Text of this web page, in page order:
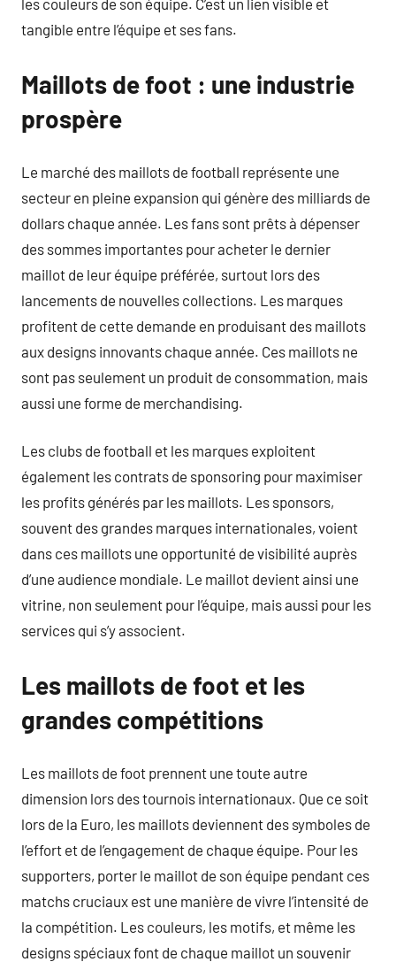
les couleurs de son équipe. C’est un lien visible et
tangible entre l’équipe et ses fans.
Maillots de foot : une industrie
prospère
Le marché des maillots de football représente une
secteur en pleine expansion qui génère des milliards de
dollars chaque année. Les fans sont prêts à dépenser
des sommes importantes pour acheter le dernier
maillot de leur équipe préférée, surtout lors des
lancements de nouvelles collections. Les marques
profitent de cette demande en produisant des maillots
aux designs innovants chaque année. Ces maillots ne
sont pas seulement un produit de consommation, mais
aussi une forme de merchandising.
Les clubs de football et les marques exploitent
également les contrats de sponsoring pour maximiser
les profits générés par les maillots. Les sponsors,
souvent des grandes marques internationales, voient
dans ces maillots une opportunité de visibilité auprès
d’une audience mondiale. Le maillot devient ainsi une
vitrine, non seulement pour l’équipe, mais aussi pour les
services qui s’y associent.
Les maillots de foot et les
grandes compétitions
Les maillots de foot prennent une toute autre
dimension lors des tournois internationaux. Que ce soit
lors de la Euro, les maillots deviennent des symboles de
l’effort et de l’engagement de chaque équipe. Pour les
supporters, porter le maillot de son équipe pendant ces
matchs cruciaux est une manière de vivre l’intensité de
la compétition. Les couleurs, les motifs, et même les
designs spéciaux font de chaque maillot un souvenir